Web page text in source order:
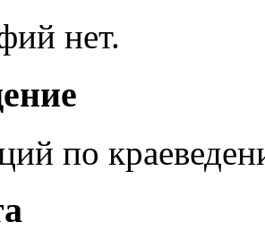
нет.
по